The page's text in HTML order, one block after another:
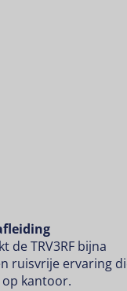
de TRV3RF bijna
ruisvrije ervaring
kantoor.